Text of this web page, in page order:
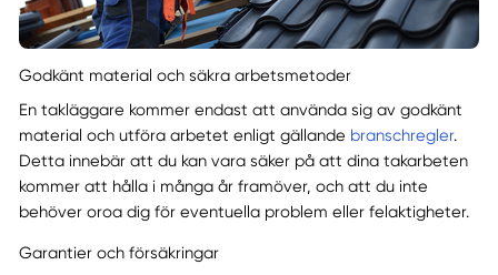
Godkänt material och säkra arbetsmetoder
En takläggare kommer endast att använda sig av godkänt
material och utföra arbetet enligt gällande branschregler.
Detta innebär att du kan vara säker på att dina takarbeten
kommer att hålla i många år framöver, och att du inte
behöver oroa dig för eventuella problem eller felaktigheter.
Garantier och försäkringar